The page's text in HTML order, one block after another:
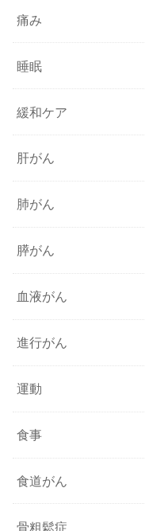
痛み
睡眠
緩和ケア
肝がん
肺がん
膵がん
血液がん
進行がん
運動
食事
食道がん
骨粗鬆症